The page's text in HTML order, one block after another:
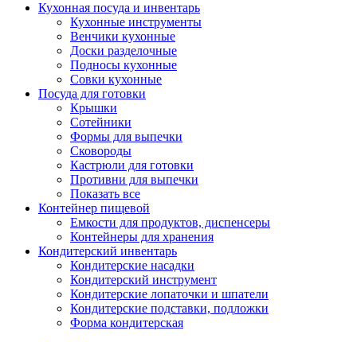
Кухонная посуда и инвентарь
Кухонные инструменты
Венчики кухонные
Доски разделочные
Подносы кухонные
Совки кухонные
Посуда для готовки
Крышки
Сотейники
Формы для выпечки
Сковороды
Кастрюли для готовки
Противни для выпечки
Показать все
Контейнер пищевой
Емкости для продуктов, диспенсеры
Контейнеры для хранения
Кондитерский инвентарь
Кондитерские насадки
Кондитерский инструмент
Кондитерские лопаточки и шпатели
Кондитерские подставки, подложки
Форма кондитерская